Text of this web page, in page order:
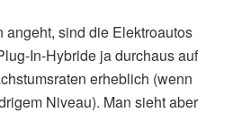
angeht, sind die Elektroautos
In-Hybride ja durchaus auf
erheblich (wenn
Niveau). Man sieht aber